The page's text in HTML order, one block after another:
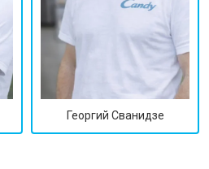
Георгий Сванидзе